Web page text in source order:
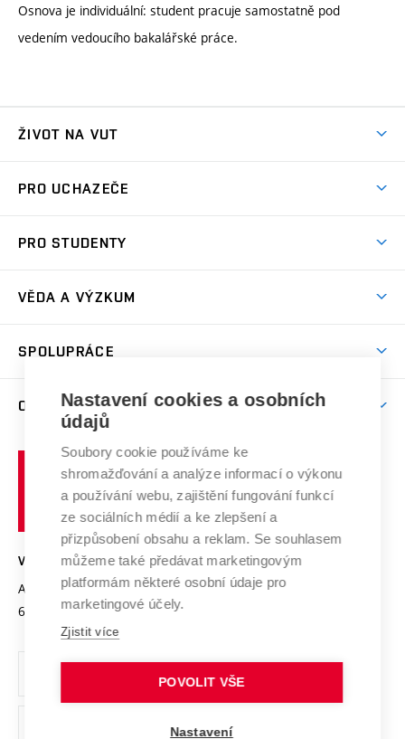
Osnova je individuální: student pracuje samostatně pod
vedením vedoucího bakalářské práce.
ŽIVOT NA VUT
Koleje
Sport na VUT
Brno
PRO UCHAZEČE
Dny otevřených dveří
Celoživotní vzdělávání
E-přihláška
PRO STUDENTY
Harmonogram akademického roku
Závěrečné práce
Doktorské studium
Zpracování osobních údajů studentů
Sociální bezpečí
Studium bez bariér
Podpora podnikání
VĚDA A VÝZKUM
Mezinárodní vědecká rada
Systém zajišťování kvality výzkumu
Výzkumné infrastruktury
Transfer znalostí
Open Science
Projekty
Projekty ze strukturálních fondů
Specifický výzkum
SPOLUPRÁCE
Zahraniční spolupráce
Spolupráce se školami
Služby univerzity
Mezinárodní dohody
Univerzitní sítě
O UNIVERZITĚ
Profil univerzity
Udržitelná univerzita
Podnikavá univerzita / ContriBUTe
Bezpečná univerzita
Vyznamenání
Organizační struktura
Ochrana osobních údajů
učení
technické
VYSOKÉ UČENÍ TECHNICKÉ V BRNĚ
Antonínská 548/1
602 00 Brno
www.vut.cz
vut@vutbr.cz
Nastavení cookies a osobních
údajů
Soubory cookie používáme ke
shromažďování a analýze informací o výkonu
a používání webu, zajištění fungování funkcí
ze sociálních médií a ke zlepšení a
přizpůsobení obsahu a reklam. Se souhlasem
můžeme také předávat marketingovým
platformám některé osobní údaje pro
marketingové účely.
Zjistit více
POVOLIT VŠE
Nastavení